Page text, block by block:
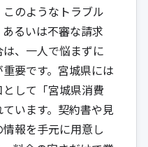
のようなトラブル
るいは不審な請求
、一人で悩まずに
要です。宮城県には
して「宮城県消費
ています。契約書や見
報を手元に用意し